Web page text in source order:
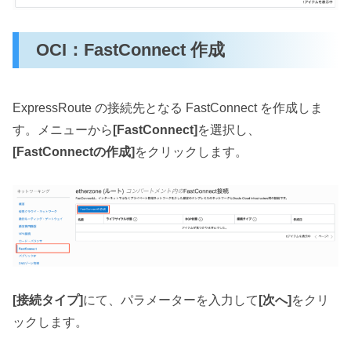
OCI：FastConnect 作成
ExpressRoute の接続先となる FastConnect を作成しま
す。メニューから [FastConnect] を選択し、
[FastConnectの作成] をクリックします。
[接続タイプ]にて、パラメーターを入力して [次へ] をクリ
ックします。